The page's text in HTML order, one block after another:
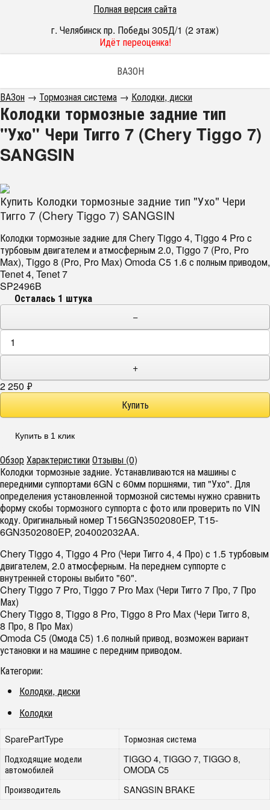
Полная версия сайта
г. Челябинск пр. Победы 305Д/1 (2 этаж)
Идёт переоценка!
ВАЗОН
ВАЗон → Тормозная система → Колодки, диски
Колодки тормозные задние тип
"Ухо" Чери Тигго 7 (Chery Tiggo 7)
SANGSIN
Купить Колодки тормозные задние тип "Ухо" Чери
Тигго 7 (Chery Tiggo 7) SANGSIN
Колодки тормозные задние для Chery Tiggo 4, Tiggo 4 Pro с
турбовым двигателем и атмосферным 2.0, Tiggo 7 (Pro, Pro
Max), Tiggo 8 (Pro, Pro Max) Omoda C5 1.6 с полным приводом,
Tenet 4, Tenet 7
SP2496B
Осталась 1 штука
−
+
2 250 ₽
Купить в 1 клик
ОбзорХарактеристикиОтзывы (0)
Колодки тормозные задние. Устанавливаются на машины с
передними суппортами 6GN с 60мм поршнями, тип "Ухо". Для
определения установленной тормозной системы нужно сравнить
форму скобы тормозного суппорта с фото или проверить по VIN
коду. Оригинальный номер T156GN3502080EP, T15-
6GN3502080EP, 204002032AA.
Chery Tiggo 4, Tiggo 4 Pro (Чери Тигго 4, 4 Про) с 1.5 турбовым
двигателем, 2.0 атмосферным. На переднем суппорте с
внутренней стороны выбито "60".
Chery Tiggo 7 Pro, Tiggo 7 Pro Max (Чери Тигго 7 Про, 7 Про
Мах)
Chery Tiggo 8, Tiggo 8 Pro, Tiggo 8 Pro Max (Чери Тигго 8,
8 Про, 8 Про Мах)
Omoda C5 (Омода С5) 1.6 полный привод, возможен вариант
установки и на машине с передним приводом.
Категории:
Колодки, диски
Колодки
SparePartType
Тормозная система
Подходящие модели
автомобилей
TIGGO 4, TIGGO 7, TIGGO 8,
OMODA C5
Производитель
SANGSIN BRAKE